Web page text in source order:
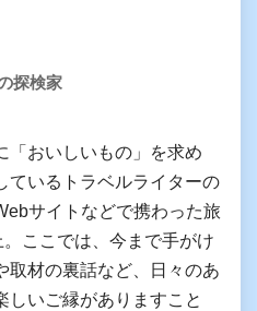
探検家
「おいしいもの」を求め
ているトラベルライターの
サイトなどで携わった旅
ここでは、今まで手がけ
取材の裏話など、日々のあ
しいご縁がありますこと